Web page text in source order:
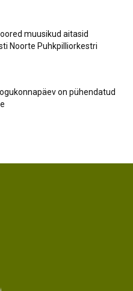
muusikud aitasid
Noorte Puhkpilliorkestri
on pühendatud